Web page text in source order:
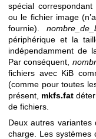
spécial
ou le fichier image
fournie).
périphérique et la
indépendamment de
Par conséquent,
fichiers avec KiB
(comme pour toutes
présent, mkfs.fat
de fichiers.
Deux autres variantes
charge. Les systèmes